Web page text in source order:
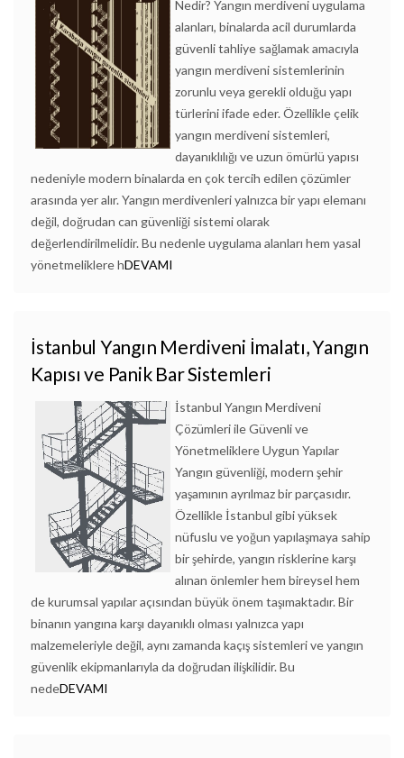
Nedir? Yangın merdiveni uygulama
alanları, binalarda acil durumlarda
güvenli tahliye sağlamak amacıyla
yangın merdiveni sistemlerinin
zorunlu veya gerekli olduğu yapı
türlerini ifade eder. Özellikle çelik
yangın merdiveni sistemleri,
dayanıklılığı ve uzun ömürlü yapısı
nedeniyle modern binalarda en çok tercih edilen çözümler
arasında yer alır. Yangın merdivenleri yalnızca bir yapı elemanı
değil, doğrudan can güvenliği sistemi olarak
değerlendirilmelidir. Bu nedenle uygulama alanları hem yasal
yönetmeliklere hDEVAMI
İstanbul Yangın Merdiveni İmalatı, Yangın
Kapısı ve Panik Bar Sistemleri
İstanbul Yangın Merdiveni
Çözümleri ile Güvenli ve
Yönetmeliklere Uygun Yapılar
Yangın güvenliği, modern şehir
yaşamının ayrılmaz bir parçasıdır.
Özellikle İstanbul gibi yüksek
nüfuslu ve yoğun yapılaşmaya sahip
bir şehirde, yangın risklerine karşı
alınan önlemler hem bireysel hem
de kurumsal yapılar açısından büyük önem taşımaktadır. Bir
binanın yangına karşı dayanıklı olması yalnızca yapı
malzemeleriyle değil, aynı zamanda kaçış sistemleri ve yangın
güvenlik ekipmanlarıyla da doğrudan ilişkilidir. Bu
nedeDEVAMI